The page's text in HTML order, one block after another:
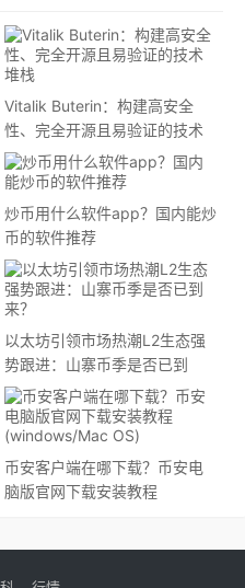
Vitalik Buterin：构建高安全
性、完全开源且易验证的技术
堆栈
炒币用什么软件app？国内能炒
币的软件推荐
以太坊引领市场热潮L2生态强
势跟进：山寨币季是否已到
来？
币安客户端在哪下载？币安电
脑版官网下载安装教程